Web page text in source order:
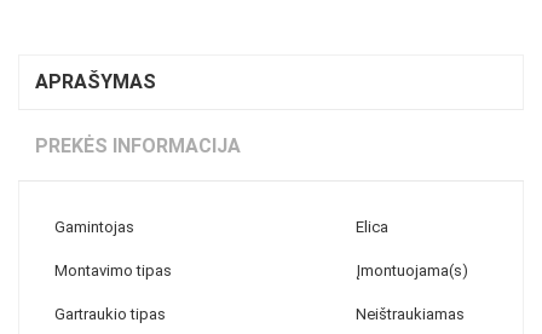
APRAŠYMAS
PREKĖS INFORMACIJA
Gamintojas Elica
Montavimo tipas Įmontuojama(s)
Gartraukio tipas Neištraukiamas